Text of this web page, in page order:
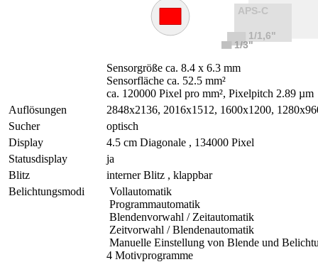
Sensorgröße ca. 8.4 x 6.3 mm
Sensorfläche ca. 52.5 mm²
ca. 120000 Pixel pro mm², Pixelpitch 2.89 µm
Auflösungen
2848x2136, 2016x1512, 1600x1200,
Sucher
optisch
Display
4.5 cm Diagonale , 134000 Pixel
Statusdisplay
ja
Blitz
interner Blitz , klappbar
Belichtungsmodi
Vollautomatik
Programmautomatik
Blendenvorwahl / Zeitautomatik
Zeitvorwahl / Blendenautomatik
Manuelle Einstellung von Blende und
4 Motivprogramme